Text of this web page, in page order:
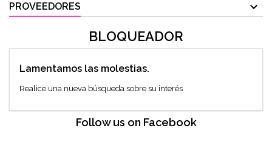
PROVEEDORES
BLOQUEADOR
Lamentamos las molestias.
Realice una nueva búsqueda sobre su interés
Follow us on Facebook